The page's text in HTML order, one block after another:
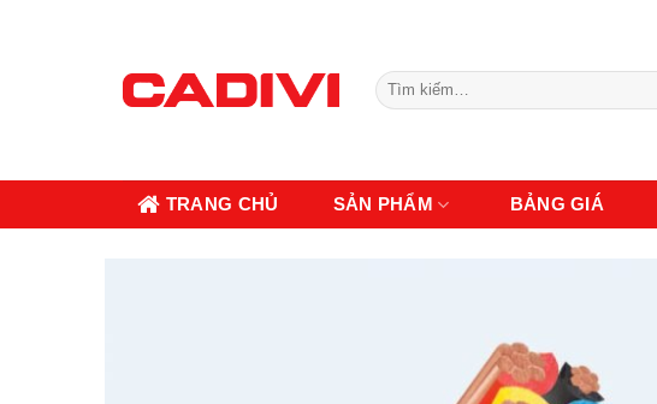
Tìm
kiếm:
TRANG CHỦ SẢN PHẨM BẢNG GIÁ